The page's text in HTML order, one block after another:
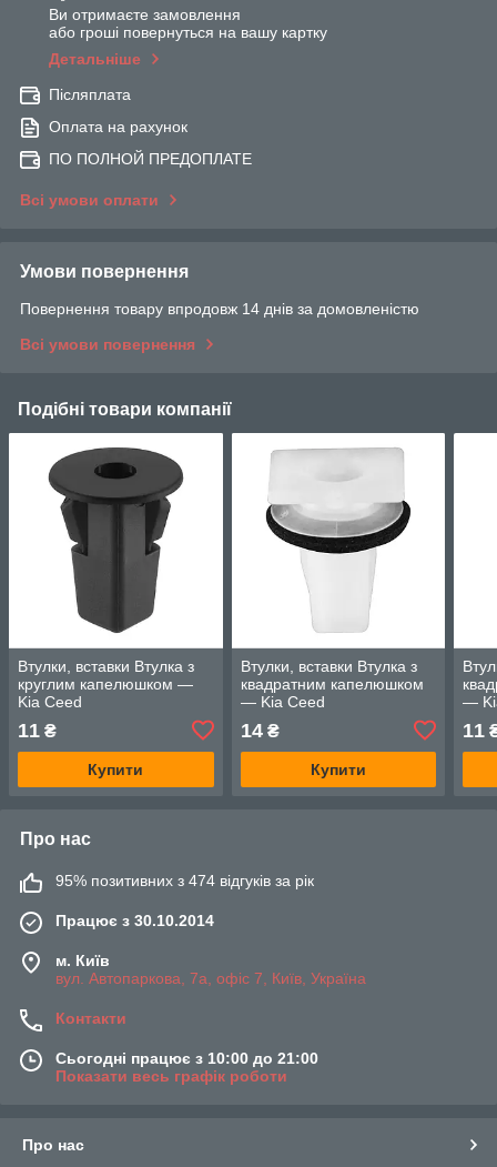
Ви отримаєте замовлення
або гроші повернуться на вашу картку
Детальніше
Післяплата
Оплата на рахунок
ПО ПОЛНОЙ ПРЕДОПЛАТЕ
Всі умови оплати
Умови повернення
Повернення товару впродовж 14 днів за домовленістю
Всі умови повернення
Подібні товари компанії
Втулки, вставки Втулка з
круглим капелюшком —
Kia Ceed
11 ₴
Купити
Втулки, вставки Втулка з
квадратним капелюшком
— Kia Ceed
14₴
Купити
—
11
Про нас
95% позитивних з 474 відгуків за рік
Працює з 30.10.2014
м. Київ
вул. Автопаркова, 7а, офіс 7, Київ, Україна
Контакти
Сьогодні працює з 10:00 до 21:00
Показати весь графік роботи
Про нас